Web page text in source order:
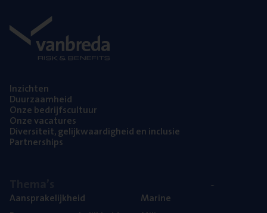
Inzich­ten
Duur­zaam­heid
Onze bedrijfs­cul­tuur
Onze vaca­tu­res
Diver­si­teit, gelijk­waar­dig­heid en inclusie
Part­ner­ships
Aan­spra­ke­lijk­heid
Mari­ne